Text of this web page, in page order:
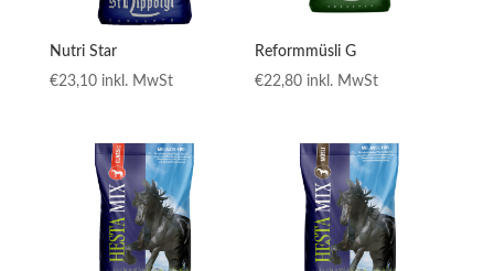
Nutri Star
€23,10 inkl. MwSt
Reformmüsli G
€22,80 inkl. MwSt